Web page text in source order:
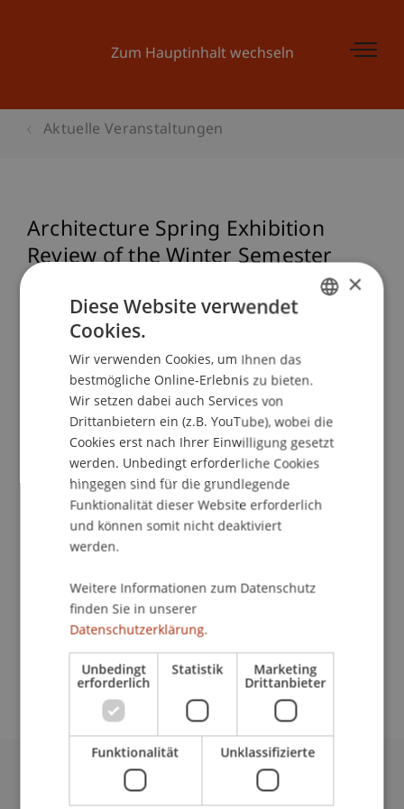
Zum Hauptinhalt wechseln
Aktuelle Veranstaltungen
Architecture Spring Exhibition
Review of the Winter Semester
School/Professur:
Studienverwaltung Bachelorstudiengang
In der Frühjahrsausstellung des Instituts für
Architektur und Raumentwicklung werden
aus dem Wintersemester 09/10 präsentiert.
Veranstaltungsdetails
Kontakt
Universität Liechtenstein
×
Diese Website verwendet
Cookies.
Wir verwenden Cookies, um Ihnen das
bestmögliche Online-Erlebnis zu bieten.
Wir setzen dabei auch Services von
Drittanbietern ein (z.B. YouTube), wobei die
Cookies erst nach Ihrer Einwilligung gesetzt
werden. Unbedingt erforderliche Cookies
hingegen sind für die grundlegende
Funktionalität dieser Website erforderlich
und können somit nicht deaktiviert
werden.
Weitere Informationen zum Datenschutz
finden Sie in unserer
Datenschutzerklärung.
Unbedingt
erforderlich
Statistik Marketing
Drittanbieter
Funktionalität Unklassifizierte